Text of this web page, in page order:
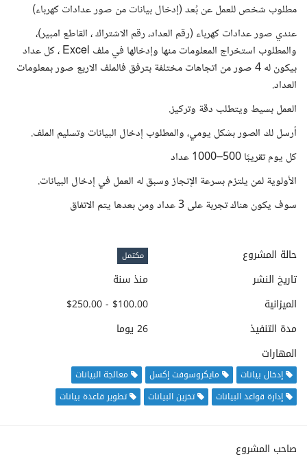
مطلوب شخص للعمل عن بُعد (إدخال بيانات من صور عدادات كهرباء)
عندي صور عدادات كهرباء (رقم العداد، رقم الاشتراك ، القاطع امبير)،
والمطلوب استخراج المعلومات منها وإدخالها في ملف Excel ، كل عداد
بيكون له 4 صور من اتجاهات مختلفة بترفق فالملف الاربع صور بمعلومات
العداد.
العمل بسيط ويتطلب دقة وتركيز.
أرسل لك الصور بشكل يومي، والمطلوب إدخال البيانات وتسليم الملف.
كل يوم تقريبًا 500–1000 عداد
الأولوية لمن يلتزم بسرعة الإنجاز وسبق له العمل في إدخال البيانات.
سوف يكون هناك تجربة على 3 عداد ومن بعدها يتم الاتفاق
حالة المشروع مكتمل
تاريخ النشر
منذ سنة
الميزانية
$100.00 - $250.00
مدة التنفيذ
26 يوما
المهارات
إدخال بيانات مايكروسوفت إكسل
معالجة البيانات
إدارة قواعد البيانات
تخزين البيانات تطوير قاعدة بيانات
صاحب المشروع